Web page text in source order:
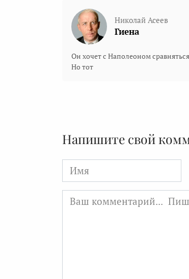
Николай Асеев
Гиена
Он хочет с Наполеоном
Но тот
Напишите свой
Имя